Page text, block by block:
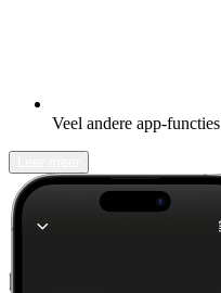
Veel andere app-functies